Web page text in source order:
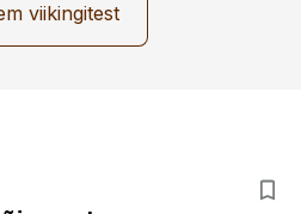
viikingitest